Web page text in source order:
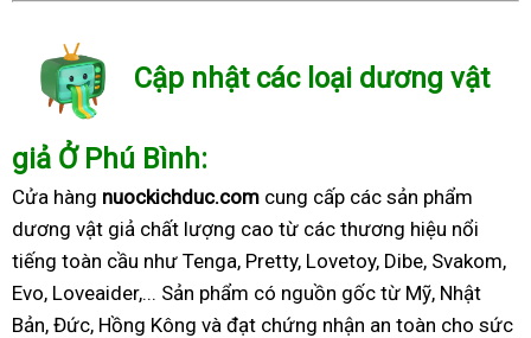
Cập nhật các loại dương vật
giả Ở Phú Bình:
Cửa hàng nuockichduc.com cung cấp các sản phẩm
dương vật giả chất lượng cao từ các thương hiệu nổi
tiếng toàn cầu như Tenga, Pretty, Lovetoy, Dibe, Svakom,
Evo, Loveaider,... Sản phẩm có nguồn gốc từ Mỹ, Nhật
Bản, Đức, Hồng Kông và đạt chứng nhận an toàn cho sức